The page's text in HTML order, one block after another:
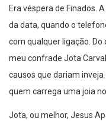
Era véspera de Finados.
da data, quando o
com qualquer ligação.
meu confrade Jota
causos que dariam
quem carrega uma joia
Jota, ou melhor, Jesus